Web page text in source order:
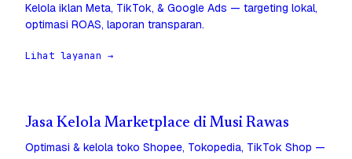
Kelola iklan Meta, TikTok, & Google Ads — targeting lokal,
optimasi ROAS, laporan transparan.
Lihat layanan →
Jasa Kelola Marketplace di Musi Rawas
Optimasi & kelola toko Shopee, Tokopedia, TikTok Shop —